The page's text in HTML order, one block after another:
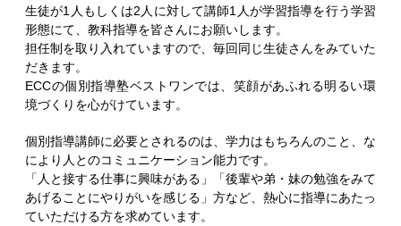
生徒が1人もしくは2人に対して講師1人が学習指導を行う学習
形態にて、教科指導を皆さんにお願いします。
担任制を取り入れていますので、毎回同じ生徒さんをみていた
だきます。
ECCの個別指導塾ベストワンでは、笑顔があふれる明るい環
境づくりを心がけています。
個別指導講師に必要とされるのは、学力はもちろんのこと、な
により人とのコミュニケーション能力です。
「人と接する仕事に興味がある」「後輩や弟・妹の勉強をみて
あげることにやりがいを感じる」方など、熱心に指導にあたっ
ていただける方を求めています。